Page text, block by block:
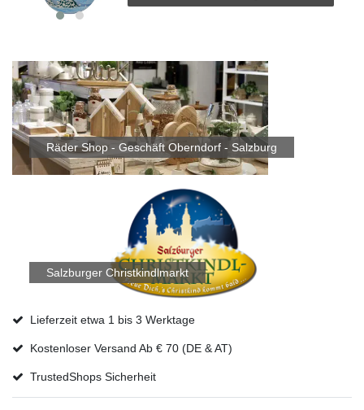
Räder Shop - Geschäft Oberndorf - Salzburg
Salzburger Christkindlmarkt
Lieferzeit etwa 1 bis 3 Werktage
Kostenloser Versand Ab € 70 (DE & AT)
TrustedShops Sicherheit